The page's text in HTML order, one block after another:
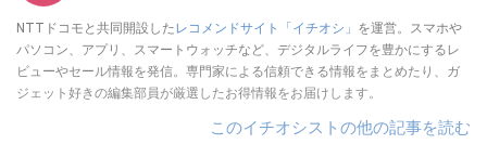
NTTドコモと共同開設した レコメンドサイト「イチオシ」 を運営。スマホや
パソコン、アプリ、スマートウォッチなど、デジタルライフを豊かにするレ
ビューやセール情報を発信。専門家による信頼できる情報をまとめたり、ガ
ジェット好きの編集部員が厳選したお得情報をお届けします。
このイチオシストの他の記事を読む